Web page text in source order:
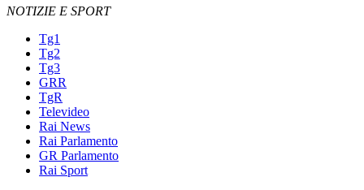
NOTIZIE E SPORT
Tg1
Tg2
Tg3
GRR
TgR
Televideo
Rai News
Rai Parlamento
GR Parlamento
Rai Sport